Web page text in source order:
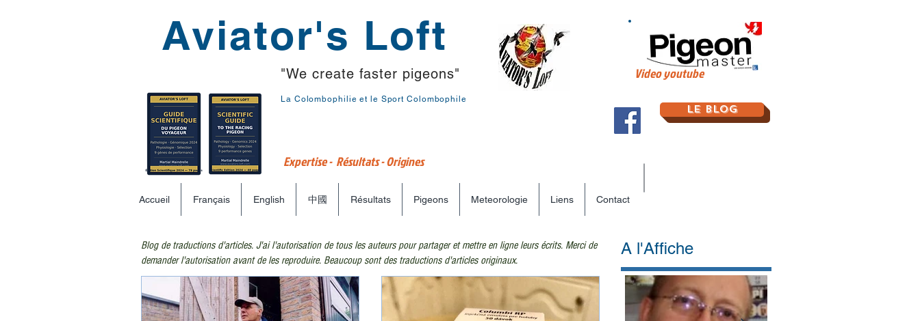
Aviator's Loft
"We create faster pigeons"
La Colombophilie et le Sport Colombophile
Expertise - Résultats - Origines
Video youtube
Le Blog
Accueil Français English 中國 Résultats Pigeons Meteorologie Liens Contact
Blog de traductions d'articles. J'ai l'autorisation de tous les auteurs pour partager et mettre en ligne leurs écrits. Merci de
demander l'autorisation avant de les reproduire. Beaucoup sont des traductions d'articles originaux.
A l'Affiche